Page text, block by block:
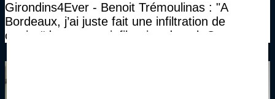
Girondins4Ever - Benoit Trémoulinas : "A
Bordeaux, j’ai juste fait une infiltration de
corticoïdes, et une infiltration de gel. Ca